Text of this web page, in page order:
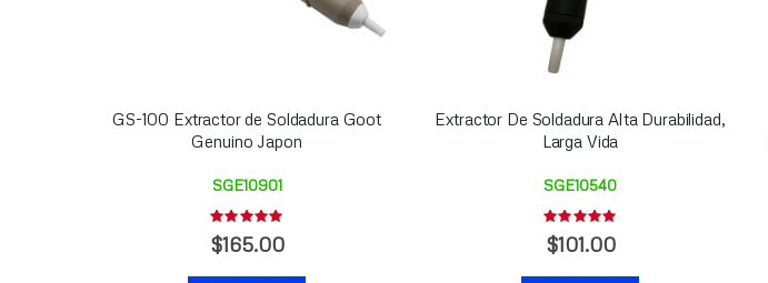
GS-100 Extractor de Soldadura Goot
Genuino Japon
SGE10901
Rating:
0%
$165.00
Extractor De Soldadura Alta Durabilidad,
Larga Vida
SGE10540
Rating:
0%
$101.00